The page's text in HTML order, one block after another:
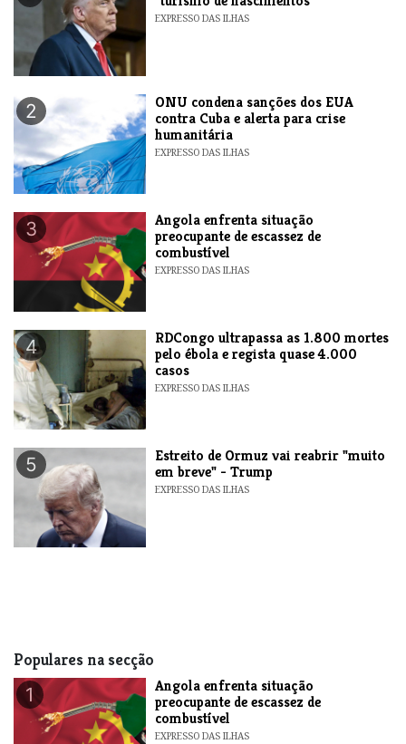
EXPRESSO DAS ILHAS
2
ONU condena sanções dos EUA
contra Cuba e alerta para crise
humanitária
EXPRESSO DAS ILHAS
3
Angola enfrenta situação
preocupante de escassez de
combustível
EXPRESSO DAS ILHAS
4
RDCongo ultrapassa as 1.800 mortes
pelo ébola e regista quase 4.000
casos
EXPRESSO DAS ILHAS
5
Estreito de Ormuz vai reabrir "muito
em breve" - Trump
EXPRESSO DAS ILHAS
Populares na secção
1
Angola enfrenta situação
preocupante de escassez de
combustível
EXPRESSO DAS ILHAS